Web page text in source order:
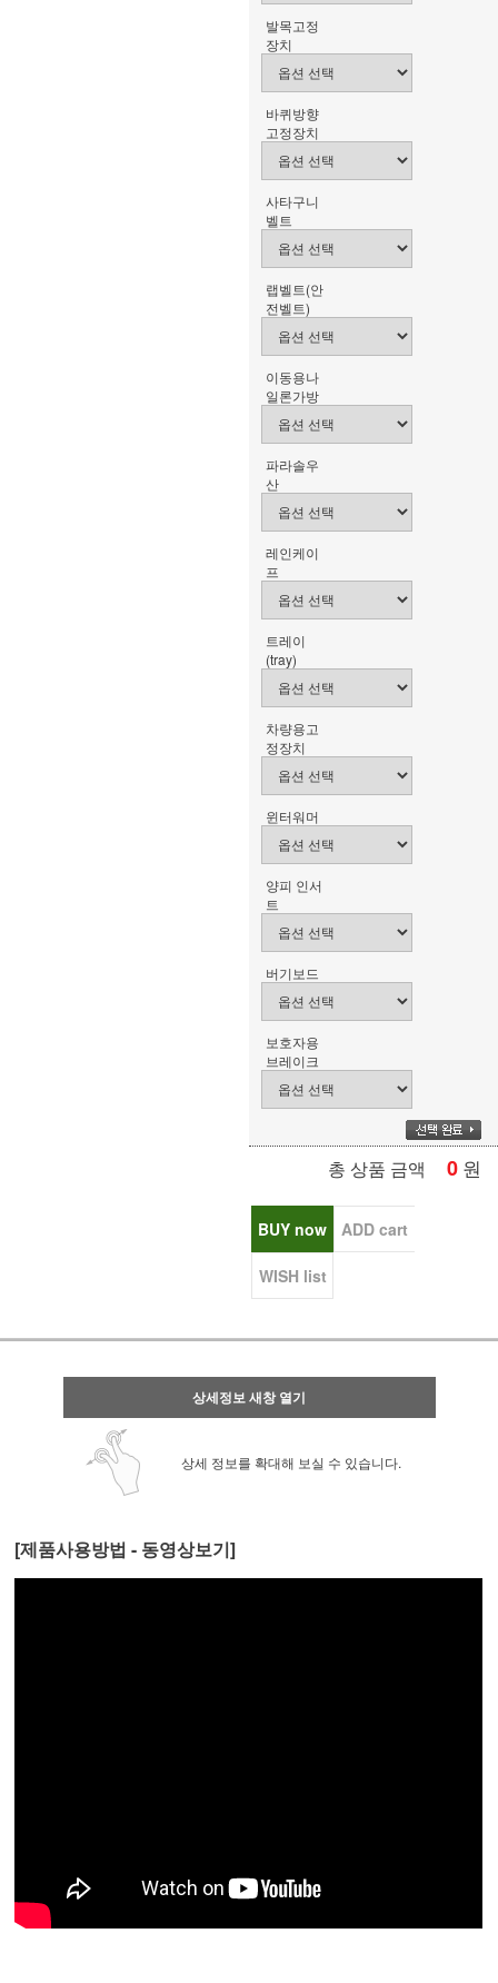
발목고정
장치
바퀴방향
고정장치
사타구니
벨트
랩벨트(안
전벨트)
이동용나
일론가방
파라솔우
산
레인케이
프
트레이
(tray)
차량용고
정장치
윈터워머
양피 인서
트
버기보드
보호자용
브레이크
총 상품 금액 0 원
BUY now ADD cart
WISH list
상세정보 새창 열기
상세 정보를 확대해 보실 수 있습니다.
[제품사용방법 - 동영상보기]